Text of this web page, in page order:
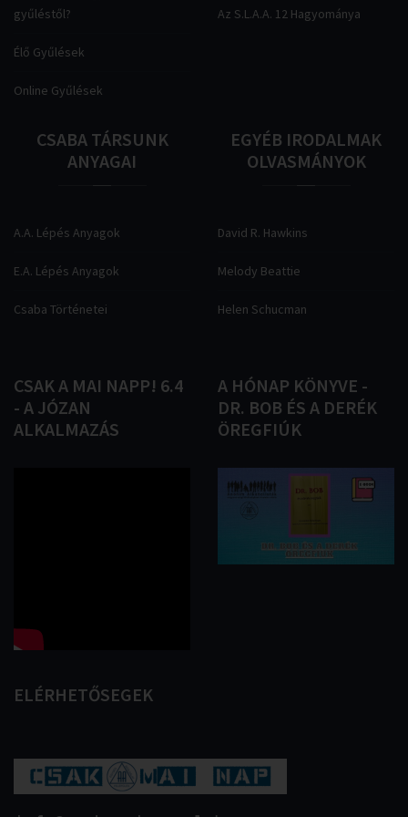
gyűléstől?
Élő Gyűlések
Online Gyűlések
Az S.L.A.A. 12 Hagyománya
CSABA TÁRSUNK
ANYAGAI
A.A. Lépés Anyagok
E.A. Lépés Anyagok
Csaba Történetei
EGYÉB IRODALMAK
OLVASMÁNYOK
David R. Hawkins
Melody Beattie
Helen Schucman
CSAKA MAI NAPP! 6.4
- A JÓZAN
ALKALMAZÁS
A HÓNAP KÖNYVE -
DR. BOB ÉS A DERÉK
ÖREGFIÚK
ELÉRHETŐSEGEK